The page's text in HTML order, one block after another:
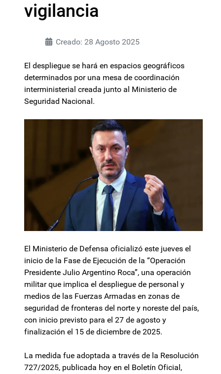
vigilancia
Creado: 28 Agosto 2025
El despliegue se hará en espacios geográficos
determinados por una mesa de coordinación
interministerial creada junto al Ministerio de
Seguridad Nacional.
El Ministerio de Defensa oficializó este jueves el
inicio de la Fase de Ejecución de la “Operación
Presidente Julio Argentino Roca”, una operación
militar que implica el despliegue de personal y
medios de las Fuerzas Armadas en zonas de
seguridad de fronteras del norte y noreste del país,
con inicio previsto para el 27 de agosto y
finalización el 15 de diciembre de 2025.
La medida fue adoptada a través de la Resolución
727/2025, publicada hoy en el Boletín Oficial,